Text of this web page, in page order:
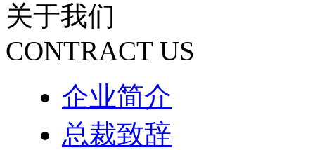
关于我们
CONTRACT US
企业简介
总裁致辞